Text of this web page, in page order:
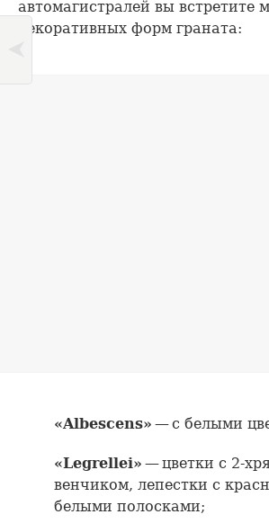
автомагистралей вы встретите
декоративных форм граната:
«Albescens» — с белыми
«Legrellei» — цветки с 2-
венчиком, лепестки с
белыми полосками;